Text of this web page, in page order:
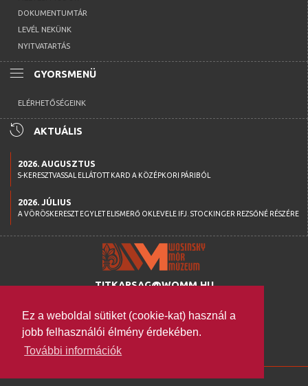
Ez a weboldal sütiket (cookie-kat) használ a
jobb felhasználói élmény érdekében.
További információk
DOKUMENTUMTÁR
LEVÉL NEKÜNK
NYITVATARTÁS
menu GYORSMENÜ
ELÉRHETŐSÉGEINK
history AKTUÁLIS
2026. AUGUSZTUS
S-KERESZTVASSAL ELLÁTOTT KARD A KÖZÉPKORI PÁRIBÓL
2026. JÚLIUS
A VÖRÖSKERESZT EGYLET ELISMERŐ OKLEVELE IFJ. STOCKINGER REZSŐNÉ RÉSZÉRE
TITKARSAG@WOMM.HU
H-7100 SZEKSZÁRD,
SZENT ISTVÁN TÉR 26.
WWW.WOMM.HU